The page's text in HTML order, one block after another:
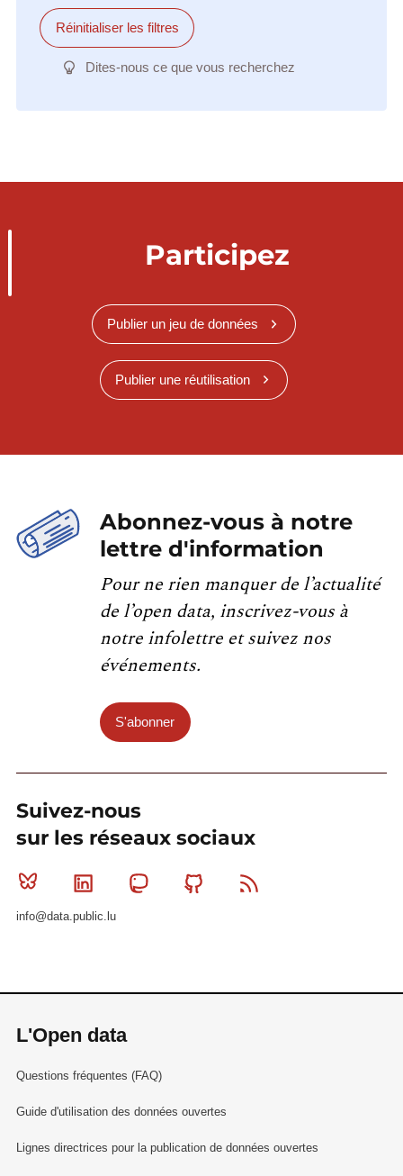
Réinitialiser les filtres
Dites-nous ce que vous recherchez
Participez
Publier un jeu de données
Publier une réutilisation
Abonnez-vous à notre
lettre d'information
Pour ne rien manquer de l’actualité
de l’open data, inscrivez-vous à
notre infolettre et suivez nos
événements.
S'abonner
Suivez-nous
sur les réseaux sociaux
Bluesky Linkedin MastodonGithub
info@data.public.lu
L'Open data
Questions fréquentes (FAQ)
Guide d'utilisation des données ouvertes
Lignes directrices pour la publication de données ouvertes